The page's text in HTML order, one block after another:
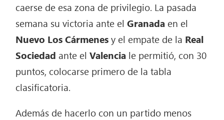
caerse de esa zona de privilegio. La pasada
semana su victoria ante elGranada en el
Nuevo Los Cármenesy el empate de la Real
Sociedad ante elValencia le permitió, con 30
puntos, colocarse primero de la tabla
clasificatoria.
Además de hacerlo con un partido menos